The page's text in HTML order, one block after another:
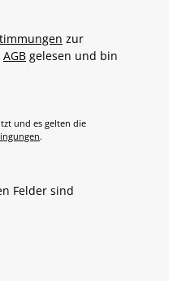
zur
AGB gelesen und bin
und es gelten die
.
Felder sind